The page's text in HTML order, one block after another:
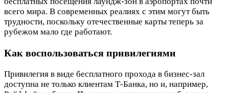
всего мира. В современных реалиях с этим могут быть
трудности, поскольку отечественные карты теперь за
рубежом мало где работают.
Как воспользоваться привилегиями
Привилегия в виде бесплатного прохода в бизнес-зал
доступна не только клиентам Т-Банка, но и, например,